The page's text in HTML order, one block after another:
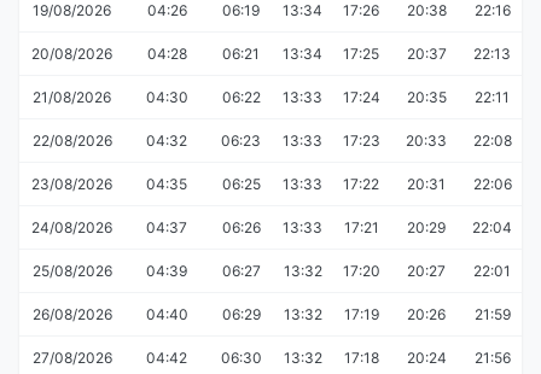
19/08/2026 04:26 06:19 13:34 17:26 20:38 22:16
20/08/2026 04:28 06:21 13:34 17:25 20:37 22:13
21/08/2026 04:30 06:22 13:33 17:24 20:35 22:11
22/08/2026 04:32 06:23 13:33 17:23 20:33 22:08
23/08/2026 04:35 06:25 13:33 17:22 20:31 22:06
24/08/2026 04:37 06:26 13:33 17:21 20:29 22:04
25/08/2026 04:39 06:27 13:32 17:20 20:27 22:01
26/08/2026 04:40 06:29 13:32 17:19 20:26 21:59
27/08/2026 04:42 06:30 13:32 17:18 20:24 21:56